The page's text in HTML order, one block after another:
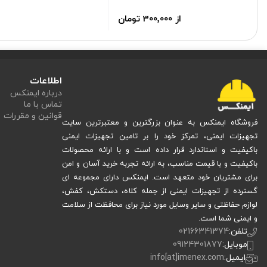
بیشتری برای مصرف‌کننده فراهم می‌کند. در پایان، می‌توان گفت دستکش
یکی از بزرگ‌ترین مزایای این محصول، بدون پودر بودن آن است که باعث می‌شود
تضمینی برای استفاده ایمن در شرایط پرخطر فراهم می‌کند. از نظر طراحی و
گرفته است.
قیمت و خرید دستکش یکبار مصرف نیتریل آبی مای گلاو 100 عددی
اگر به دنبال خریددستکش یکبار مصرف نیتریل آبی مای گلاو 100 عددی
دستکش نیتریل آبی مای گلاو به دلیل ویژگی‌های فنی پیشرفته و طراحی حرفه‌ای،
ارزش خرید آن بسیار بالاست.
عواملی مانند نوسان بازار مواد اولیه، نرخ واردات، نرخ ارز و برند
از 300٬000 تومان
فروشگاه ایمنکس به عنوان بزرگترین و معتبرترین سایت
تجهیزات ایمنی، تمرکز خود را بر تامین تجهیزات ایمنی
باکیفیت و استاندارد قرار داده است و با ارائه محصولات
باکیفیت و با قیمت مناسب، به ارائه تجربه خرید آسان و امن
برای مشتریان خود متعهد است. ایمنکس دارای مجموعه ای
گسترده از تجهیزات ایمنی از جمله کلاه، دستکش، کفش،
لوازم حفاظتی و سایر وسایل مورد نیاز برای محافظت از سلامت
و ایمنی شما است.
تلفن:02166341374
موبایل:09124301877
ایمیل:info[at]imenex.com
اطلاعات
درباره ایمنکس
تماس با ما
قوانین و مقررات